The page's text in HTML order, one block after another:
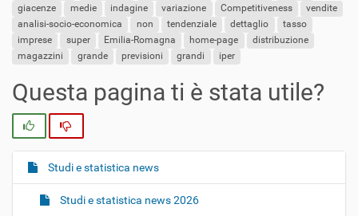
giacenze
medie indagine variazione Competitiveness
vendite
analisi-socio-economica
non tendenziale dettaglio
tasso
imprese
super Emilia-Romagna home-page
distribuzione
magazzini
grande previsioni grandi iper
Questa pagina ti è stata utile?
N
Studi e statistica news
Studi e statistica news 2026